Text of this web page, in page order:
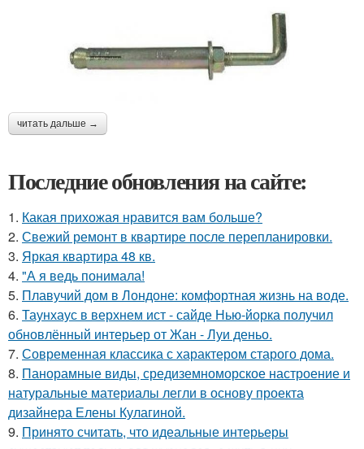
читать дальше →
Последние обновления на сайте:
1. Какая прихожая нравится вам больше?
2. Свежий ремонт в квартире после перепланировки.
3. Яркая квартира 48 кв.
4. "А я ведь понимала!
5. Плавучий дом в Лондоне: комфортная жизнь на воде.
6. Таунхаус в верхнем ист - сайде Нью-йорка получил
обновлённый интерьер от Жан - Луи деньо.
7. Современная классика с характером старого дома.
8. Панорамные виды, средиземноморское настроение и
натуральные материалы легли в основу проекта
дизайнера Елены Кулагиной.
9. Принято считать, что идеальные интерьеры